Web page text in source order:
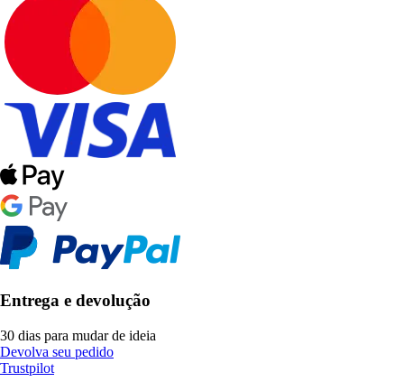
Entrega e devolução
30 dias para mudar de ideia
Devolva seu pedido
Trustpilot